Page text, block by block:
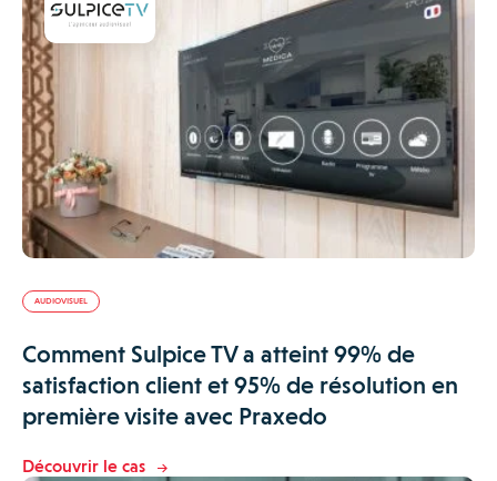
AUDIOVISUEL
Comment Sulpice TV a atteint 99% de
satisfaction client et 95% de résolution en
première visite avec Praxedo
Découvrir le cas